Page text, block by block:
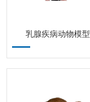
乳腺疾病动物模型